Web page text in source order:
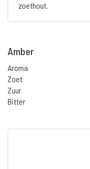
zoethout.
Amber
Aroma
Zoet
Zuur
Bitter